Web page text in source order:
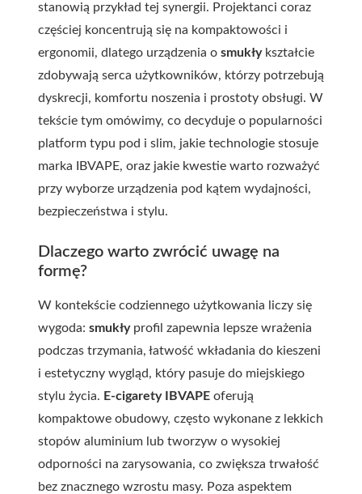
stanowią przykład tej synergii. Projektanci coraz
częściej koncentrują się na kompaktowości i
ergonomii, dlatego urządzenia o smukłykształcie
zdobywają serca użytkowników, którzy potrzebują
dyskrecji, komfortu noszenia i prostoty obsługi. W
tekście tym omówimy, co decyduje o popularności
platform typu pod i slim, jakie technologie stosuje
marka IBVAPE, oraz jakie kwestie warto rozważyć
przy wyborze urządzenia pod kątem wydajności,
bezpieczeństwa i stylu.
Dlaczego warto zwrócić uwagę na
formę?
W kontekście codziennego użytkowania liczy się
wygoda: smukłyprofil zapewnia lepsze wrażenia
podczas trzymania, łatwość wkładania do kieszeni
i estetyczny wygląd, który pasuje do miejskiego
stylu życia. E-cigarety IBVAPE oferują
kompaktowe obudowy, często wykonane z lekkich
stopów aluminium lub tworzyw o wysokiej
odporności na zarysowania, co zwiększa trwałość
bez znacznego wzrostu masy. Poza aspektem